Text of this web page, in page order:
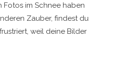
Fotos im Schnee haben
Zauber, findest du
weil deine Bilder